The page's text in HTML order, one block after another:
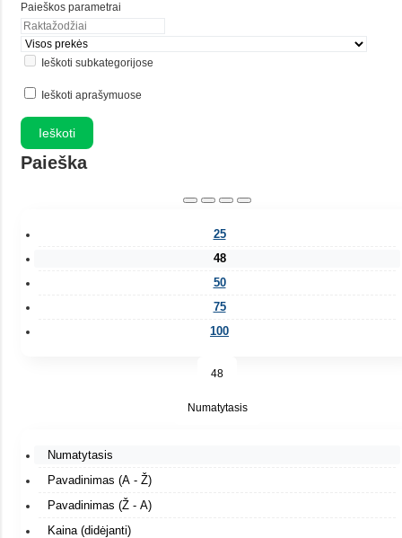
Paieškos parametrai
Ieškoti subkategorijose
Ieškoti aprašymuose
Paieška
25
48
50
75
100
48
Numatytasis
Numatytasis
Pavadinimas (A - Ž)
Pavadinimas (Ž - A)
Kaina (didėjanti)